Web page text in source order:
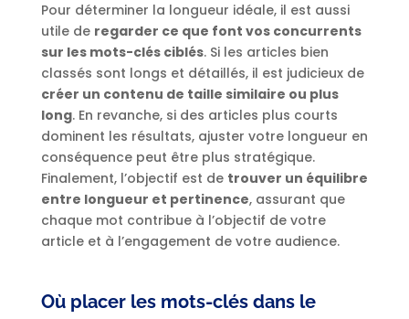
Pour déterminer la longueur idéale, il est aussi
utile de regarder ce que font vos concurrents
sur les mots-clés ciblés. Si les articles bien
classés sont longs et détaillés, il est judicieux de
créer un contenu de taille similaire ou plus
long. En revanche, si des articles plus courts
dominent les résultats, ajuster votre longueur en
conséquence peut être plus stratégique.
Finalement, l’objectif est de trouver un équilibre
entre longueur et pertinence, assurant que
chaque mot contribue à l’objectif de votre
article et à l’engagement de votre audience.
Où placer les mots-clés dans le